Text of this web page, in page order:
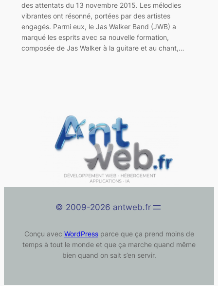
des attentats du 13 novembre 2015. Les mélodies
vibrantes ont résonné, portées par des artistes
engagés. Parmi eux, le Jas Walker Band (JWB) a
marqué les esprits avec sa nouvelle formation,
composée de Jas Walker à la guitare et au chant,…
©️ 2009-2026 antweb.fr
Conçu avec WordPressparce que ça prend moins de
temps à tout le monde et que ça marche quand même
bien quand on sait s’en servir.